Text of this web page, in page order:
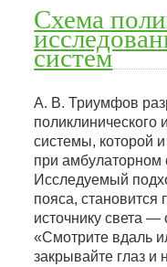
Схема
систем
А. В. Триумфов
поликлинического
системы, которой
при амбулаторном
Исследуемый
пояса, становится
источнику света —
«Смотрите вдаль
закрывайте глаз и